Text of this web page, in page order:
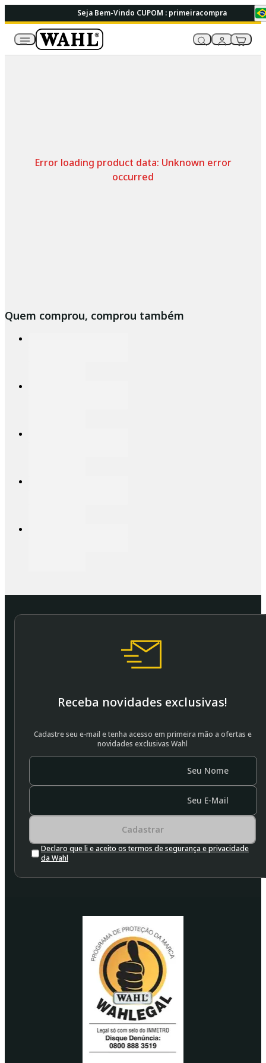
Seja Bem-Vindo CUPOM : primeiracompra
Error loading product data: Unknown error
occurred
Quem comprou, comprou também
Receba novidades exclusivas!
Cadastre seu e-mail e tenha acesso em primeira mão a ofertas e
novidades exclusivas Wahl
Seu Nome
Seu E-Mail
Cadastrar
Declaro que li e aceito os termos de segurança e privacidade
da Wahl